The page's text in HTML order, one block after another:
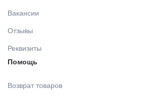
Вакансии
Отзывы
Реквизиты
Помощь
Возврат товаров